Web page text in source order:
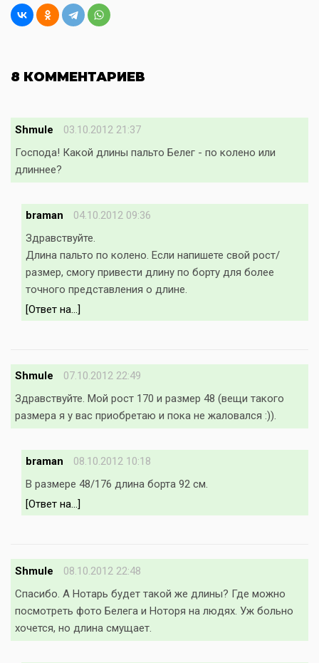
8 КОММЕНТАРИЕВ
Shmule
03.10.2012 21:37
Господа! Какой длины пальто Белег - по колено или
длиннее?
braman
04.10.2012 09:36
Здравствуйте.
Длина пальто по колено. Если напишете свой рост/
размер, смогу привести длину по борту для более
точного представления о длине.
[Ответ на...]
Shmule
07.10.2012 22:49
Здравствуйте. Мой рост 170 и размер 48 (вещи такого
размера я у вас приобретаю и пока не жаловался :)).
braman
08.10.2012 10:18
В размере 48/176 длина борта 92 см.
[Ответ на...]
Shmule
08.10.2012 22:48
Спасибо. А Нотарь будет такой же длины? Где можно
посмотреть фото Белега и Ноторя на людях. Уж больно
хочется, но длина смущает.